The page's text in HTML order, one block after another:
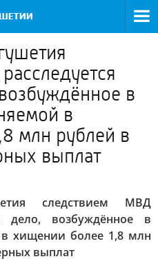
в
в
млн рублей в
выплат
следствием МВД
дело, возбуждённое в
хищении более 1,8 млн
выплат